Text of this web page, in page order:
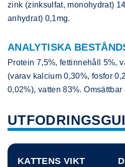
zink (zinksulfat, monohydrat)
anhydrat) 0,1mg.
ANALYTISKA
Protein 7,5%, fettinnehåll 5%,
(varav kalcium 0,30%, fosfor
0,02%), vatten 83%.
KATTENS VIKT